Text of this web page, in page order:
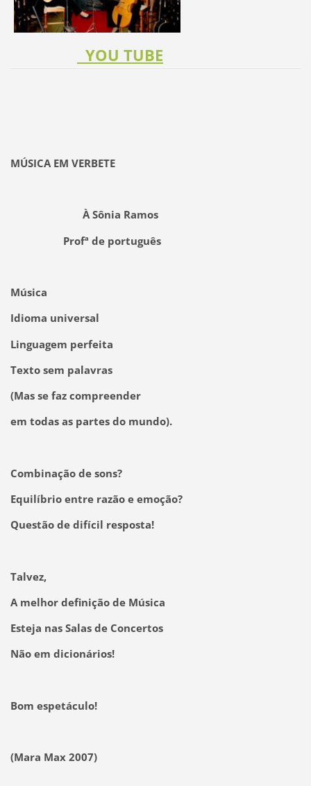
YOU TUBE
MÚSICA EM VERBETE
À Sônia Ramos
Profª de português
Música
Idioma universal
Linguagem perfeita
Texto sem palavras
(Mas se faz compreender
em todas as partes do mundo).
Combinação de sons?
Equilíbrio entre razão e emoção?
Questão de difícil resposta!
Talvez,
A melhor definição de Música
Esteja nas Salas de Concertos
Não em dicionários!
Bom espetáculo!
(Mara Max 2007)